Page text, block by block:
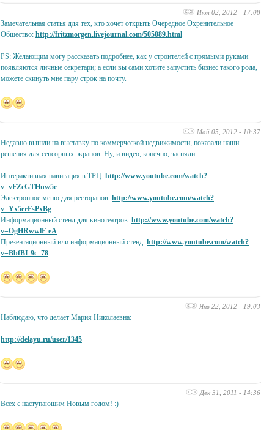
Июл 02, 2012 - 17:08
Замечательная статья для тех, кто хочет открыть Очередное Охренительное
Общество: http://fritzmorgen.livejournal.com/505089.html
PS: Желающим могу рассказать подробнее, как у строителей с прямыми руками
появляются личные секретари; а если вы сами хотите запустить бизнес такого рода,
можете скинуть мне пару строк на почту.
Май 05, 2012 - 10:37
Недавно вышли на выставку по коммерческой недвижимости, показали наши
решения для сенсорных экранов. Ну, и видео, конечно, засняли:
Интерактивная навигация в ТРЦ: http://www.youtube.com/watch?
v=vFZcGTHnw5c
Электронное меню для ресторанов: http://www.youtube.com/watch?
v=Yx5erFsPxBg
Информационный стенд для кинотеатров: http://www.youtube.com/watch?
v=OgHRwwlF-eA
Презентационный или информационный стенд: http://www.youtube.com/watch?
v=BbfBI-9c_78
Янв 22, 2012 - 19:03
Наблюдаю, что делает Мария Николаевна:
http://delayu.ru/user/1345
Дек 31, 2011 - 14:36
Всех с наступающим Новым годом! :)